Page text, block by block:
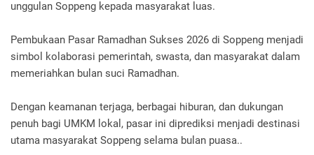
unggulan Soppeng kepada masyarakat luas.
Pembukaan Pasar Ramadhan Sukses 2026 di Soppeng menjadi
simbol kolaborasi pemerintah, swasta, dan masyarakat dalam
memeriahkan bulan suci Ramadhan.
Dengan keamanan terjaga, berbagai hiburan, dan dukungan
penuh bagi UMKM lokal, pasar ini diprediksi menjadi destinasi
utama masyarakat Soppeng selama bulan puasa..